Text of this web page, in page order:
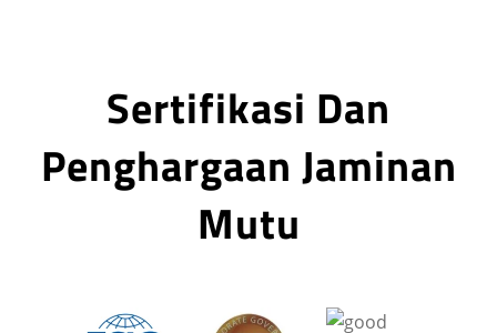
Sertifikasi Dan
Penghargaan Jaminan
Mutu